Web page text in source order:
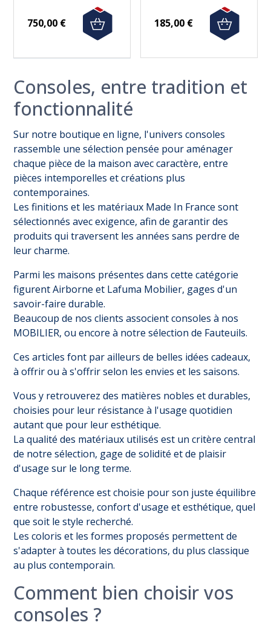
750,00 € 185,00 €
Consoles, entre tradition et
fonctionnalité
Sur notre boutique en ligne, l'univers consoles
rassemble une sélection pensée pour aménager
chaque pièce de la maison avec caractère, entre
pièces intemporelles et créations plus
contemporaines.
Les finitions et les matériaux Made In France sont
sélectionnés avec exigence, afin de garantir des
produits qui traversent les années sans perdre de
leur charme.
Parmi les maisons présentes dans cette catégorie
figurent Airborne et Lafuma Mobilier, gages d'un
savoir-faire durable.
Beaucoup de nos clients associent consoles à nos
MOBILIER, ou encore à notre sélection de Fauteuils.
Ces articles font par ailleurs de belles idées cadeaux,
à offrir ou à s'offrir selon les envies et les saisons.
Vous y retrouverez des matières nobles et durables,
choisies pour leur résistance à l'usage quotidien
autant que pour leur esthétique.
La qualité des matériaux utilisés est un critère central
de notre sélection, gage de solidité et de plaisir
d'usage sur le long terme.
Chaque référence est choisie pour son juste équilibre
entre robustesse, confort d'usage et esthétique, quel
que soit le style recherché.
Les coloris et les formes proposés permettent de
s'adapter à toutes les décorations, du plus classique
au plus contemporain.
Comment bien choisir vos
consoles ?